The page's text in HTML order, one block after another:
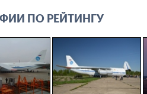
ПО РЕЙТИНГУ